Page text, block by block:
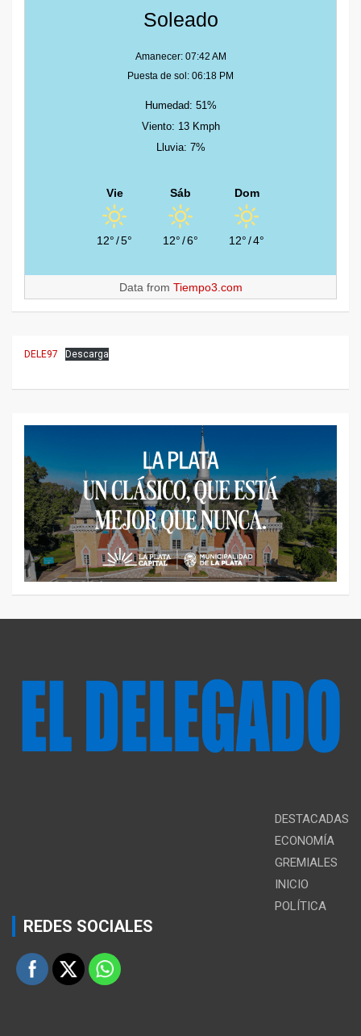
Soleado
Amanecer: 07:42 AM
Puesta de sol: 06:18 PM
Humedad: 51%
Viento: 13 Kmph
Lluvia: 7%
Vie
12°/5°
Sáb
12°/6°
Dom
12°/4°
Data from Tiempo3.com
DELE97 Descarga
DESTACADAS
ECONOMÍA
GREMIALES
INICIO
POLÍTICA
REDES SOCIALES